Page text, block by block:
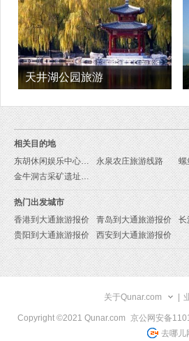
天井湖公园旅游
相关目的地
东胡休闲娱乐中心旅游线路
永泉农庄旅游线路
金牛洞古采矿遗址旅游线路
热门出发城市
香港到大通旅游报价
青岛到大通旅游报价 长
贵阳到大通旅游报价
西安到大通旅游报价
关于Qunar.com
Copyright ©2021 Qunar.com 京公网安备
去哪儿